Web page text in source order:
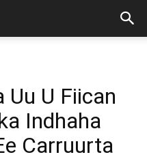
Uu U Fiican
Indhaha
Carruurta